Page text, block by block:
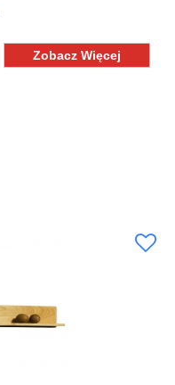
Zobacz Więcej